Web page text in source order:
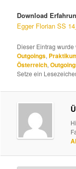
Download
Egger Florian SS
Dieser Eintrag wurde
Outgoings,
Österreich,
Setze ein